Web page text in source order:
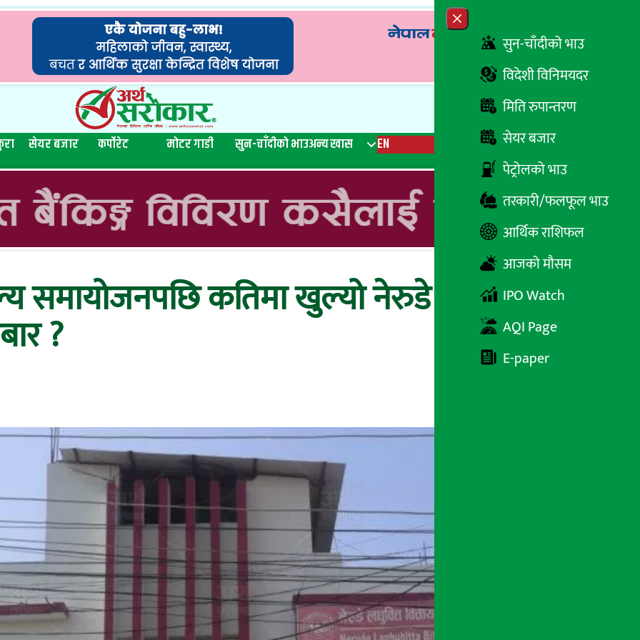
Close menu
सुन-चाँदीको भाउ
विदेशी विनिमयदर
मिति रुपान्तरण
सेयर बजार
पेट्रोलको भाउ
तरकारी/फलफूल भाउ
आर्थिक राशिफल
आजको मौसम
IPO Watch
AQI Page
E-paper
सेयर बजार कर्पोरेट मोटर गाडी सुन-चाँदीको भाउअन्य खास EN रेडियो
समायोजनपछि कतिमा खुल्यो नेरुडे लघुवित्त
?